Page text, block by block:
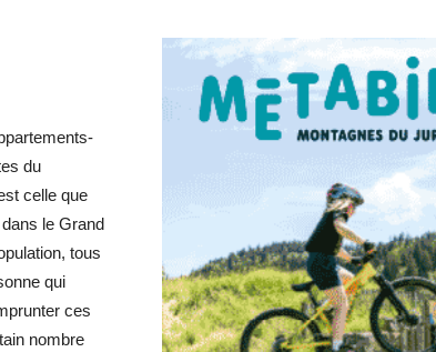
du
celle que
le Grand
tous
qui
ces
nombre